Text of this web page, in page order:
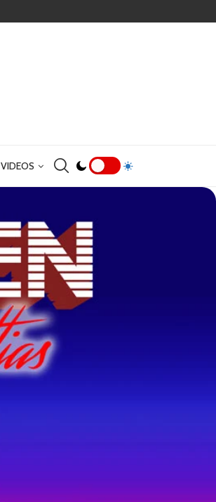
VIDEOS